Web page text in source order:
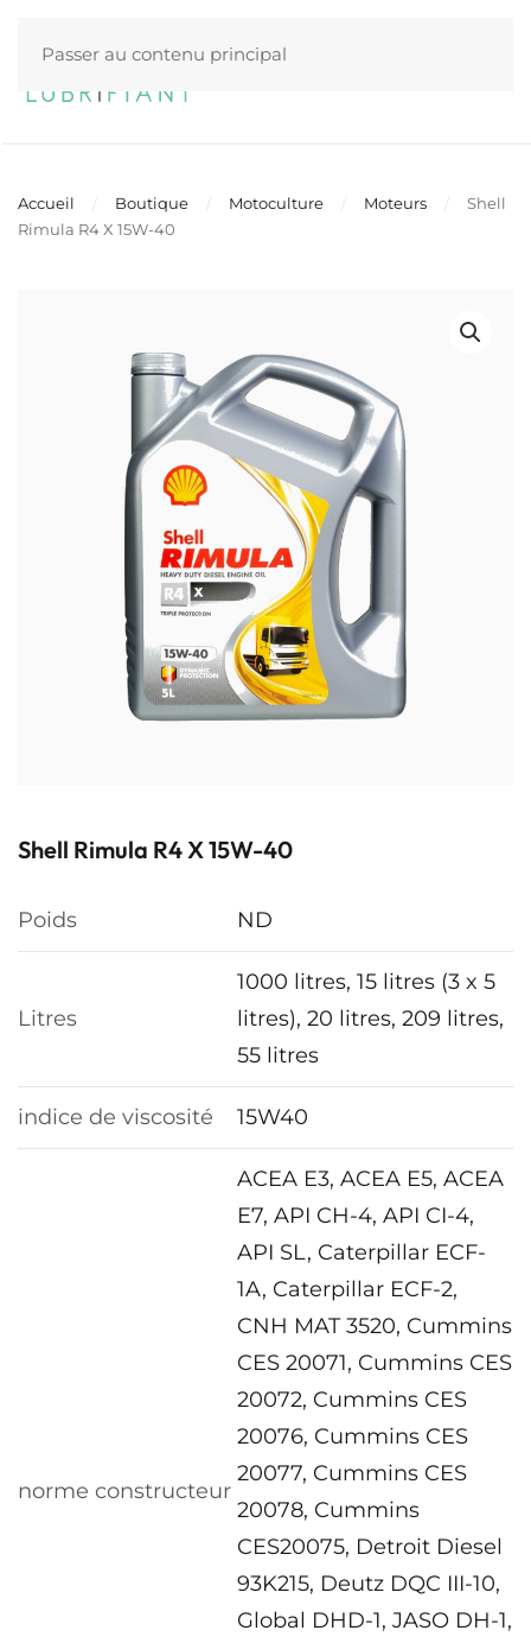
Passer au contenu principal
Accueil Boutique Motoculture Moteurs
Shell
Rimula R4 X 15W-40
Shell Rimula R4 X 15W-40
Poids ND
Litres
1000 litres, 15 litres (3 x 5
litres), 20 litres, 209 litres,
55 litres
indice de viscosité 15W40
norme constructeur
ACEA E3, ACEA E5, ACEA
E7, API CH-4, API CI-4,
API SL, Caterpillar ECF-
1A, Caterpillar ECF-2,
CNH MAT 3520, Cummins
CES 20071, Cummins CES
20072, Cummins CES
20076, Cummins CES
20077, Cummins CES
20078, Cummins
CES20075, Detroit Diesel
93K215, Deutz DQC III-10,
Global DHD-1, JASO DH-1,